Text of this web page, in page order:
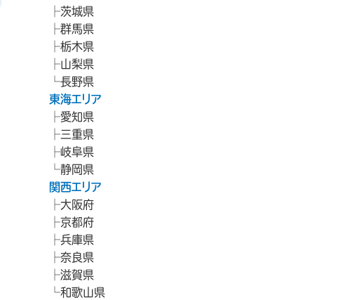
茨城県
群馬県
栃木県
山梨県
長野県
東海エリア
愛知県
三重県
岐阜県
静岡県
関西エリア
大阪府
京都府
兵庫県
奈良県
滋賀県
和歌山県